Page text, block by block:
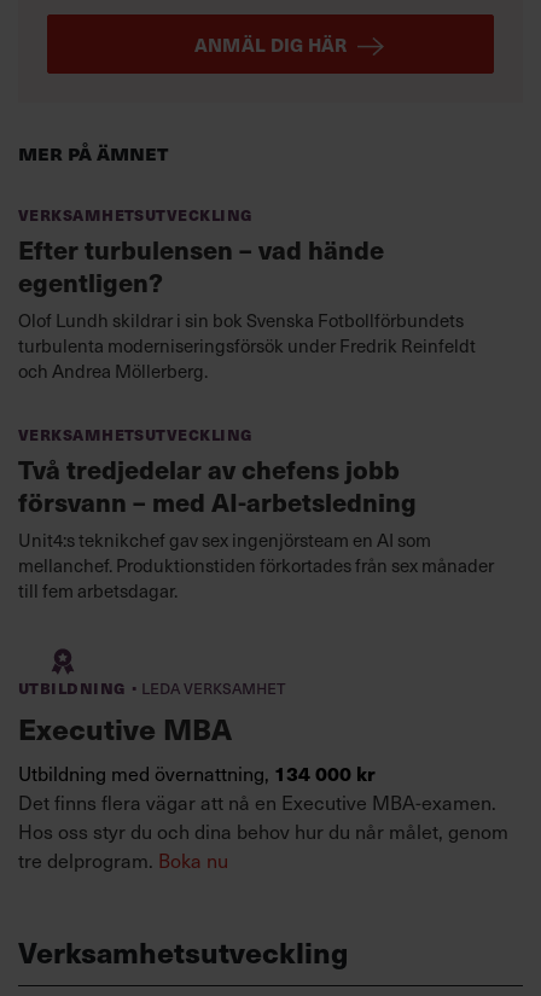
Mer på ämnet
Verksamhetsutveckling
Efter turbulensen – vad hände
egentligen?
Olof Lundh skildrar i sin bok Svenska Fotbollförbundets
turbulenta moderniseringsförsök under Fredrik Reinfeldt
och Andrea Möllerberg.
Verksamhetsutveckling
Två tredjedelar av chefens jobb
försvann – med AI-arbetsledning
Unit4:s teknikchef gav sex ingenjörsteam en AI som
mellanchef. Produktionstiden förkortades från sex månader
till fem arbetsdagar.
Utbildning · Leda verksamhet
Executive MBA
Utbildning med övernattning, 134 000 kr
Det finns flera vägar att nå en Executive MBA-examen.
Hos oss styr du och dina behov hur du når målet, genom
tre delprogram. Boka nu
ANMÄL DIG HÄR
Verksamhetsutveckling